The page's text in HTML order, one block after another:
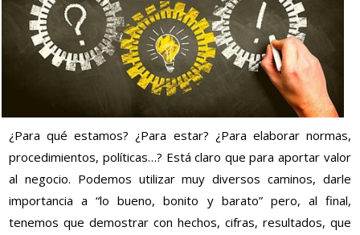
¿Para qué estamos? ¿Para estar? ¿Para elaborar normas,
procedimientos, políticas…? Está claro que para aportar valor
al negocio. Podemos utilizar muy diversos caminos, darle
importancia a “lo bueno, bonito y barato” pero, al final,
tenemos que demostrar con hechos, cifras, resultados, que